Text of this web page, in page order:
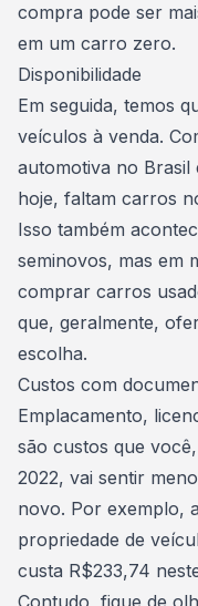
compra pode ser
em um carro zero.
Disponibilidade
Em seguida, temos
veículos à venda.
automotiva no Brasil
hoje, faltam carros
Isso também
seminovos, mas em
comprar carros
que, geralmente,
escolha.
Custos com
Emplacamento,
são custos que
2022, vai sentir
novo. Por exemplo,
propriedade de
custa R$233,74
Contudo, fique de